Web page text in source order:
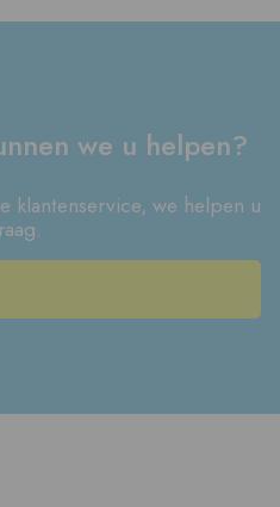
we u helpen?
klantenservice, we helpen u